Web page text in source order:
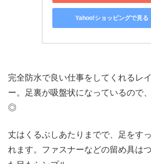
Yahoo!ショッピングで見る
完全防水で良い仕事をしてくれるレ
ー。足裏が吸盤状になっているので
◎
丈はくるぶしあたりまでで、足をす
れます。ファスナーなどの留め具は